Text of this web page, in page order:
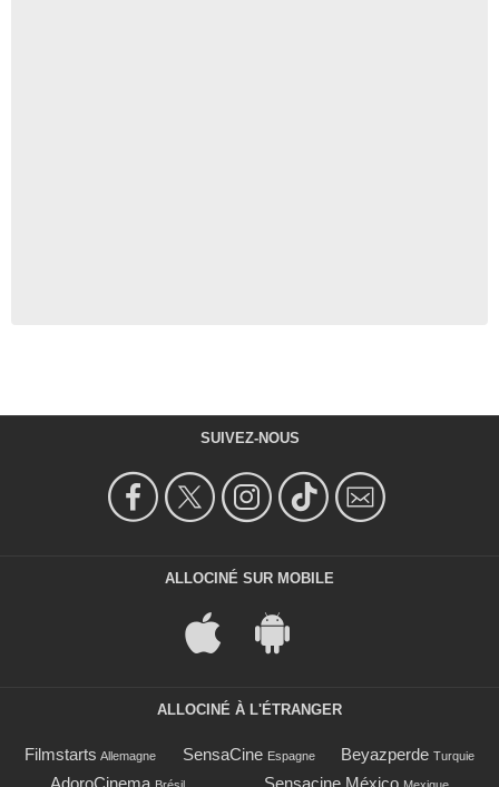
SUIVEZ-NOUS
ALLOCINÉ SUR MOBILE
ALLOCINÉ À L'ÉTRANGER
Filmstarts Allemagne SensaCine Espagne Beyazperde Turquie